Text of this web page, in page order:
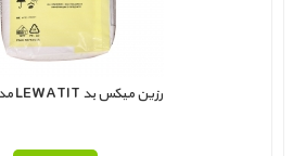
رزین میکس بد LEWATIT مدل NM60